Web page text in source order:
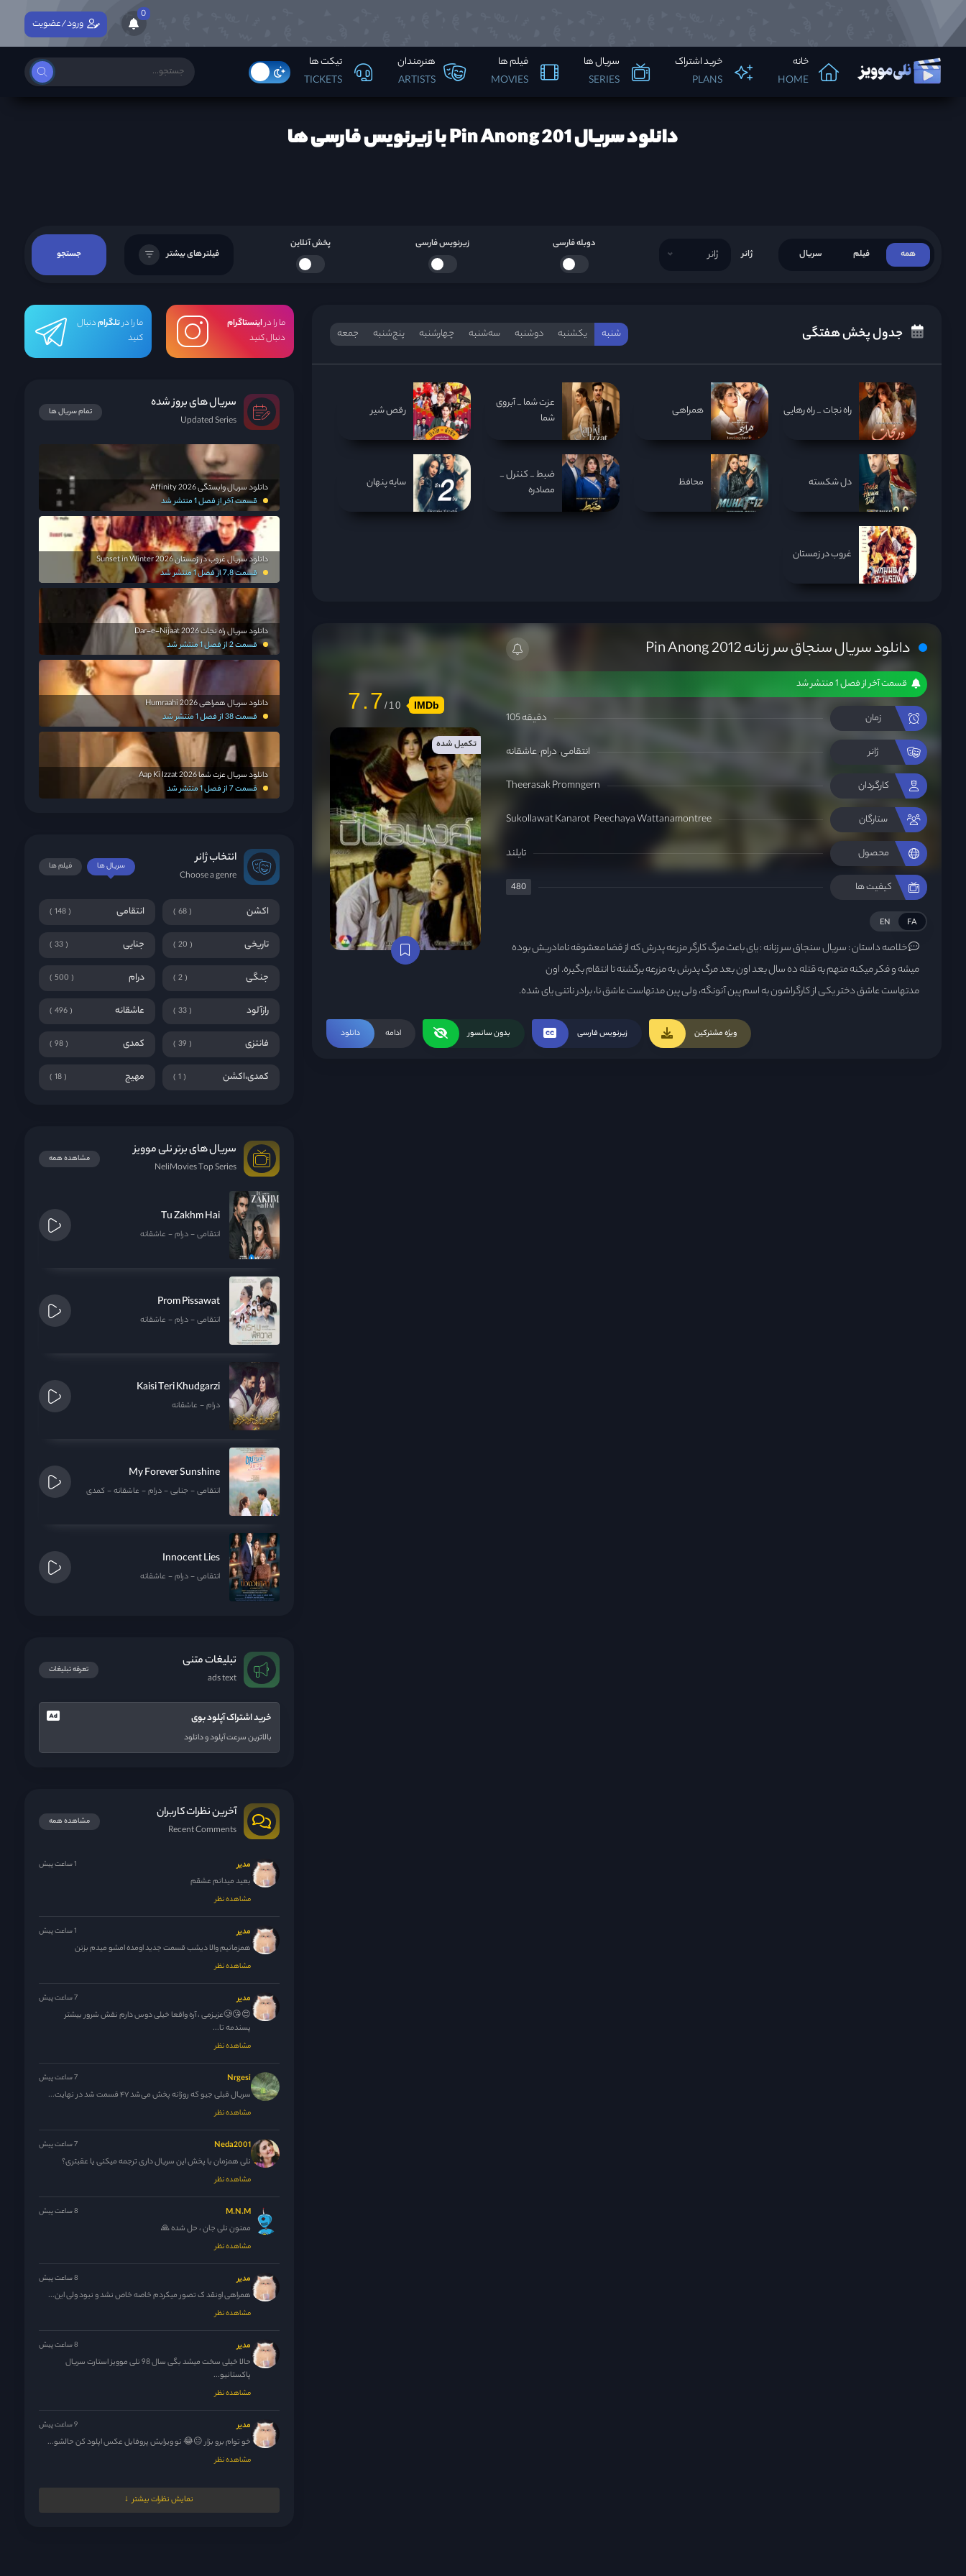
0
خانه
HOME
خرید اشتراک
PLANS
سریال ها
SERIES
فیلم ها
MOVIES
هنرمندان
ARTISTS
تیکت ها
TICKETS
ورود/عضویت
دانلود سریال Pin Anong 201 با زیرنویس فارسی ها
همه فیلم سریال ژانر ژانر
دوبله فارسی زیرنویس فارسی پخش آنلاین
فیلتر های بیشتر جستجو
جدول پخش هفتگی شنبه یکشنبه دوشنبه سه‌‌شنبه چهارشنبه پنج‌شنبه جمعه
راه نجات _ راه رهایی همراهی
عزت شما _ آبروی
شما
رقص شیر
دل شکسته محافظ
ضبط _ کنترل _
مصادره
سایه پنهان
غروب در زمستان
دانلود سریال سنجاق سر زنانه Pin Anong 2012
قسمت آخر از فصل 1 منتشر شد
زمان 105 دقیقه
ژانر انتقامی درام عاشقانه
کارگردان Theerasak Promngern
ستارگان Sukollawat Kanarot Peechaya Wattanamontree
محصول تایلند
کیفیت ها 480
FA
EN
خلاصه داستان :سریال سنجاق سر زنانه : یای باعث مرگ کارگر مزرعه پدرش که از قضا معشوقه نامادریش بوده
میشه و فکر میکنه متهم به قتله ده سال بعد اون بعد مرگ پدرش به مزرعه برگشته تا انتقام بگیره. اون
مدتهاست عاشق دختر یکی از کارگراشون به اسم پین آنونگه، ولی پین مدتهاست عاشق نا، برادر ناتنی یای شده.
ادامه دانلود ویژه مشترکین زیرنویس فارسی بدون سانسور
7.7 IMDb
تکمیل شده
ما را دراینستاگرام
دنبال کنید
ما را درتلگرامدنبال
کنید
سریال های بروز شده
Updated Series
تمام سریال ها
دانلود سریال وابستگی Affinity 2026
قسمت آخر از فصل 1 منتشر شد
دانلود سریال غروب در زمستان Sunset in Winter 2026
قسمت 7,8 از فصل 1 منتشر شد
دانلود سریال راه نجات Dar-e-Nijaat 2026
قسمت 2 از فصل 1 منتشر شد
دانلود سریال همراهی Humraahi 2026
قسمت 38 از فصل 1 منتشر شد
دانلود سریال عزت شما Aap Ki Izzat 2026
قسمت 7 از فصل 1 منتشر شد
انتخاب ژانر
Choose a genre
فیلم ها سریال ها
اکشن 68 انتقامی 148
تاریخی 20 جنایی 33
جنگی 2 درام 500
رازآلود 33 عاشقانه 496
فانتزی 39 کمدی 98
کمدی،اکشن 1 مهیج 18
سریال های برتر نلی موویز
NeliMovies Top Series
مشاهده همه
Tu Zakhm Hai
انتقامی درام عاشقانه
Prom Pissawat
انتقامی درام عاشقانه
Kaisi Teri Khudgarzi
درام عاشقانه
My Forever Sunshine
انتقامی جنایی درام عاشقانه کمدی
Innocent Lies
انتقامی درام عاشقانه
تبلیغات متنی
ads text
تعرفه تبلیغات
خرید اشتراک آپلود بوی
بالاترین سرعت آپلود و دانلود
آخرین نظرات کاربران
Recent Comments
مشاهده همه
مدیر 1 ساعت پیش
بعید میدانم عشقم
مشاهده نظر
مدیر 1 ساعت پیش
همزمانیم والا دیشب قسمت جدید اومده امشو میدم بزنن
مشاهده نظر
مدیر 7 ساعت پیش
😍😘🥲عزیزمی ، آره واقعا خیلی دوس دارم نقش شرور بیشتر
پسندمه تا...
مشاهده نظر
Nrgesi 7 ساعت پیش
سریال قبلی جیو که روزانه پخش می‌شد ۴۷ قسمت شد در نهایت...
مشاهده نظر
Neda2001 7 ساعت پیش
نلی همزمان با پخش این سریال داری ترجمه میکنی یا عقبتری؟
مشاهده نظر
M.N.M 8 ساعت پیش
ممنون نلی جان ، حل شده 🙏
مشاهده نظر
مدیر 8 ساعت پیش
همراهی اونقد ک تصور میکردم خاصه خاص نشد و نبود ولی این...
مشاهده نظر
مدیر 8 ساعت پیش
حالا خیلی سخت میشد بگی سال 98 نلی موویز استارت سریال
پاکستانیو...
مشاهده نظر
مدیر 9 ساعت پیش
خو توام برو بزار 😐😂 تو ویرایش پروفایل عکس اپلود کن حالشو...
مشاهده نظر
🤭🤭🤭همه شرور پسندا...🙌🙌 حالا من همراهیو واقن دوس
نمایش نظرات بیشتر